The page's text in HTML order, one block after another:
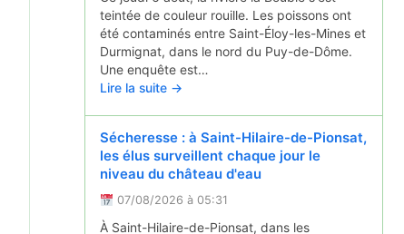
teintée de couleur rouille. Les poissons ont
été contaminés entre Saint-Éloy-les-Mines et
Durmignat, dans le nord du Puy-de-Dôme.
Une enquête est…
Lire la suite →
Sécheresse : à Saint-Hilaire-de-Pionsat,
les élus surveillent chaque jour le
niveau du château d'eau
07/08/2026 à 05:31
À Saint-Hilaire-de-Pionsat, dans les